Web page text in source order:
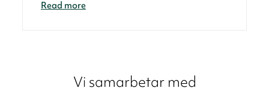
Read more
Vi samarbetar med